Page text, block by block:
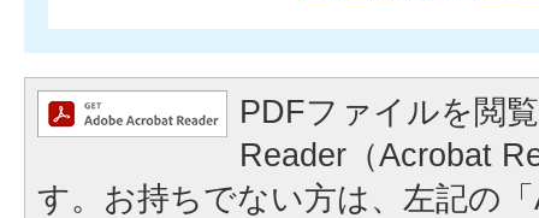
PDFファイルを閲
Reader（Acrobat
す。お持ちでない方は、左記の